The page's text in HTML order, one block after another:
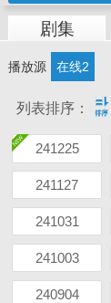
剧集
播放源 在线2
列表排序： 
241225
241127
241031
241003
240904